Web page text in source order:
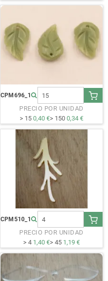
CPM696_1
PRECIO POR UNIDAD
> 15 0,40 €> 150 0,34 €
CPM510_1
PRECIO POR UNIDAD
> 4 1,40 €> 45 1,19 €